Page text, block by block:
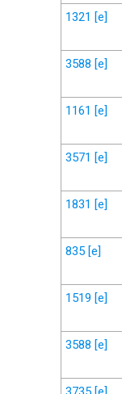
1321 [e]
3588 [e]
1161 [e]
3571 [e]
1831 [e]
835 [e]
1519 [e]
3588 [e]